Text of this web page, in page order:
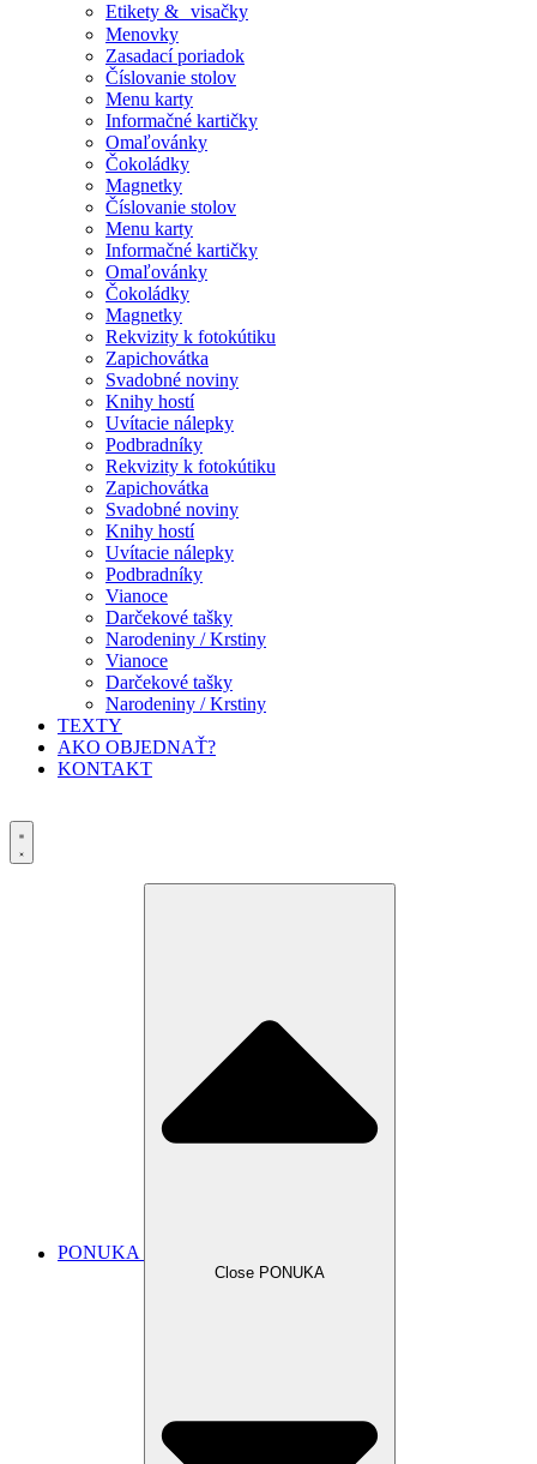
Etikety & visačky
Menovky
Zasadací poriadok
Číslovanie stolov
Menu karty
Informačné kartičky
Omaľovánky
Čokoládky
Magnetky
Číslovanie stolov
Menu karty
Informačné kartičky
Omaľovánky
Čokoládky
Magnetky
Rekvizity k fotokútiku
Zapichovátka
Svadobné noviny
Knihy hostí
Uvítacie nálepky
Podbradníky
Rekvizity k fotokútiku
Zapichovátka
Svadobné noviny
Knihy hostí
Uvítacie nálepky
Podbradníky
Vianoce
Darčekové tašky
Narodeniny / Krstiny
Vianoce
Darčekové tašky
Narodeniny / Krstiny
TEXTY
AKO OBJEDNAŤ?
KONTAKT
PONUKA
Close PONUKA